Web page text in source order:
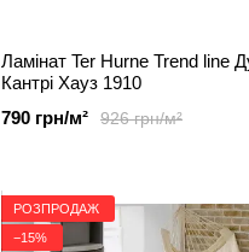
Ламінат Ter Hurne Trend line
Кантрі Хауз 1910
926 грн/м²
790 грн/м²
РОЗПРОДАЖ
−15%